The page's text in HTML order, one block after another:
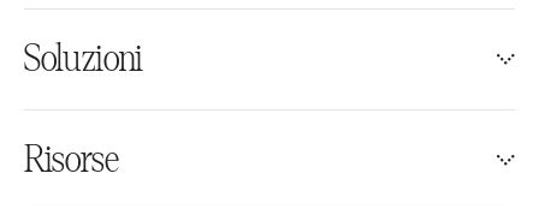
Soluzioni
Risorse